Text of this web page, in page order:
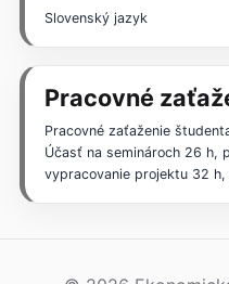
Slovenský jazyk
Pracovné
Pracovné zaťaženie
Účasť na seminároch 26 h,
vypracovanie projektu 32